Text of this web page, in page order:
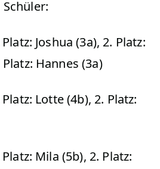
Joshua (3a), 2. Platz:
Hannes (3a)
Lotte (4b), 2. Platz:
Mila (5b), 2. Platz: